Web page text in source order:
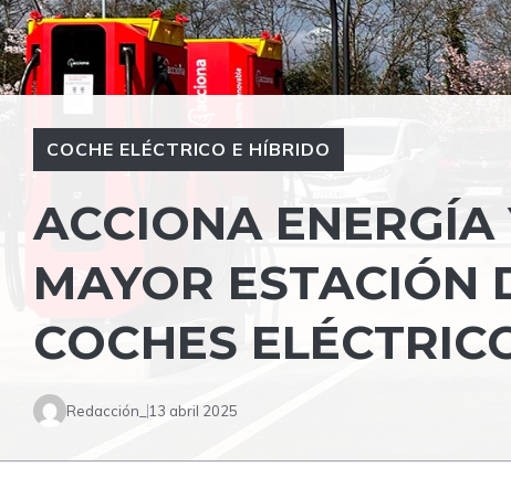
COCHE ELÉCTRICO E HÍBRIDO
ACCIONA
MAYOR ESTACIÓN
COCHES
Redacción_ 13 abril 2025